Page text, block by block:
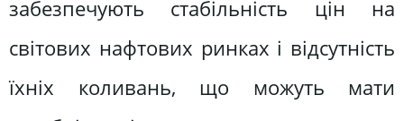
забезпечують стабільність цін на
світових нафтових ринках і відсутність
їхніх коливань, що можуть мати